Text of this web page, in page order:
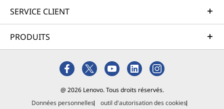
SERVICE CLIENT
PRODUITS
@ 2026 Lenovo. Tous droits réservés.
Données personnelles
outil d'autorisation des cookies